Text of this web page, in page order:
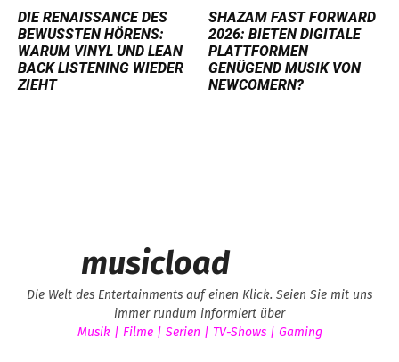
DIE RENAISSANCE DES
BEWUSSTEN HÖRENS:
WARUM VINYL UND LEAN
BACK LISTENING WIEDER
ZIEHT
SHAZAM FAST FORWARD
2026: BIETEN DIGITALE
PLATTFORMEN
GENÜGEND MUSIK VON
NEWCOMERN?
musicload
Die Welt des Entertainments auf einen Klick. Seien Sie mit uns
immer rundum informiert über
Musik | Filme | Serien | TV-Shows | Gaming